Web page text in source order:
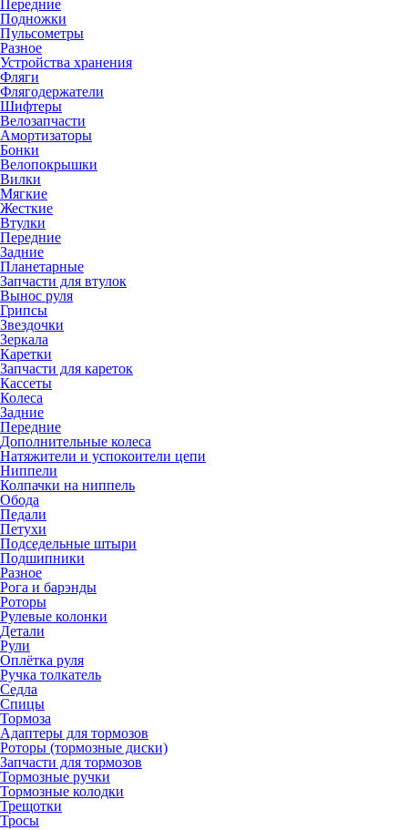
Передние
Подножки
Пульсометры
Разное
Устройства хранения
Фляги
Флягодержатели
Шифтеры
Велозапчасти
Амортизаторы
Бонки
Велопокрышки
Вилки
Мягкие
Жесткие
Втулки
Передние
Задние
Планетарные
Запчасти для втулок
Вынос руля
Грипсы
Звездочки
Зеркала
Каретки
Запчасти для кареток
Кассеты
Колеса
Задние
Передние
Дополнительные колеса
Натяжители и успокоители цепи
Ниппели
Колпачки на ниппель
Обода
Педали
Петухи
Подседельные штыри
Подшипники
Разное
Рога и барэнды
Роторы
Рулевые колонки
Детали
Рули
Оплётка руля
Ручка толкатель
Седла
Спицы
Тормоза
Адаптеры для тормозов
Роторы (тормозные диски)
Запчасти для тормозов
Тормозные ручки
Тормозные колодки
Трещотки
Тросы